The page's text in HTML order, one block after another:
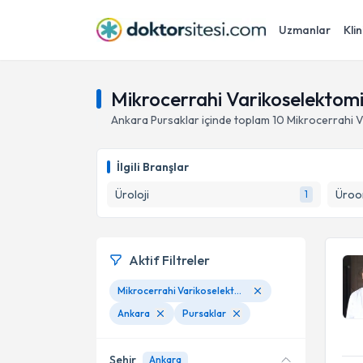
Uzmanlar
Mikrocerrahi
Ankara Pursaklariçinde toplam 10 Mikrocerrahi
İlgili Branşlar
Üroloji
1
Aktif Filtreler
Mikrocerrahi Varikoselektomi
Ankara
Pursaklar
Şehir Ankara